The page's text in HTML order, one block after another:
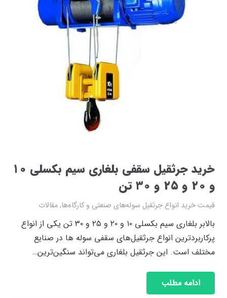
خرید جرثقیل سقفی بلغاری سیم بکسلی ۱۰
و ۲۰ و ۲۵ و ۳۰ تن
قیمت خرید انواع جرثقیل سوله‌های صنعتی و کارگاه‌ها,مقالات
بالابر بلغاری سیم بکسلی ۱۰ و ۲۰ و ۲۵ و ۳۰ تن یکی از انواع
پرکاربردترین انواع جرثقیل‌های سقفی سوله ها در صنایع
مختلف است. این جرثقیل بلغاری می‌تواند سنگین‌ترین…
ادامه مطلب